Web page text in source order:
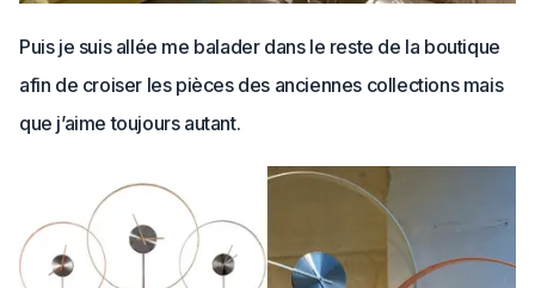
Puis je suis allée me balader dans le reste de la boutique
afin de croiser les pièces des anciennes collections mais
que j’aime toujours autant.